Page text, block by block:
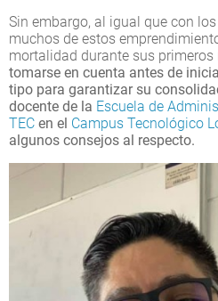
Sin embargo, al igual que con
muchos de estos
mortalidad durante sus primeros
tomarse en cuenta antes de
tipo para garantizar su
docente de la Escuela de
TEC en el Campus Tecnológico
algunos consejos al respecto.